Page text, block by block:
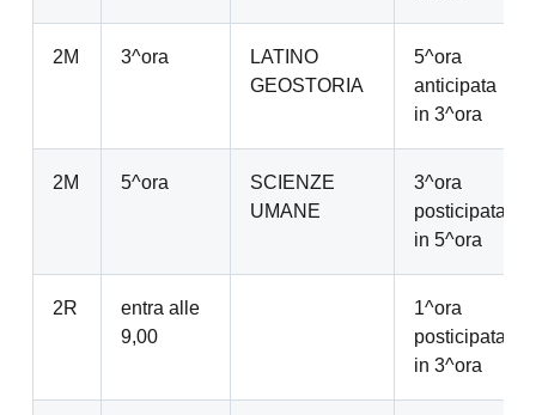
2M 3^ora
LATINO
GEOSTORIA
5^ora
anticipata
in 3^ora
2M 5^ora
SCIENZE
UMANE
3^ora
posticipata
in 5^ora
2R
entra alle
9,00
1^ora
posticipata
in 3^ora